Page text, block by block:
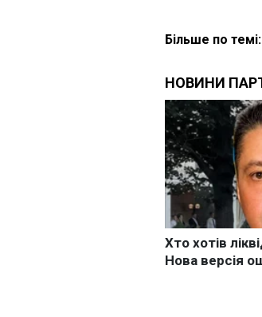
Більше по темі: